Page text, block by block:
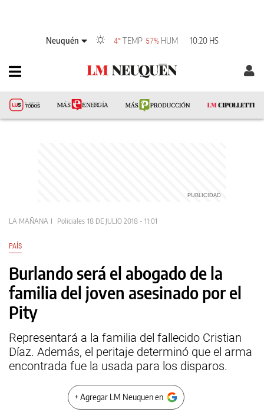
Neuquén 4° TEMP 57% HUM 10:20 HS
LA MAÑANA Policiales 18 DE JULIO 2018 - 11:01
PAÍS
Burlando será el abogado de la
familia del joven asesinado por el
Pity
Representará a la familia del fallecido Cristian
Díaz. Además, el peritaje determinó que el arma
encontrada fue la usada para los disparos.
+ Agregar LM Neuquen en